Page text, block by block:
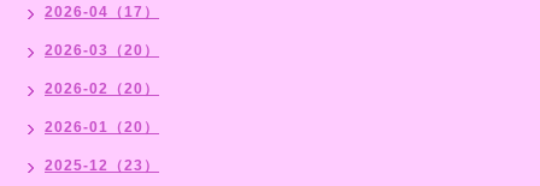
2026-04（17）
2026-03（20）
2026-02（20）
2026-01（20）
2025-12（23）